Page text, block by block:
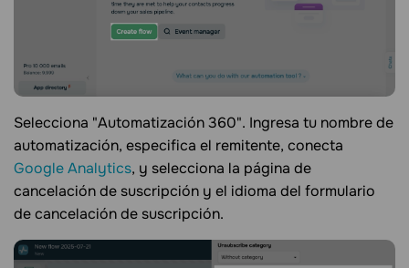
Selecciona "Automatización 360". Ingresa tu nombre de
automatización, especifica el remitente, conecta
Google Analytics, y selecciona la página de
cancelación de suscripción y el idioma del formulario
de cancelación de suscripción.